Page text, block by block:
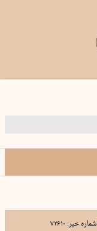
شماره خبر: ۷۲۶۱۰